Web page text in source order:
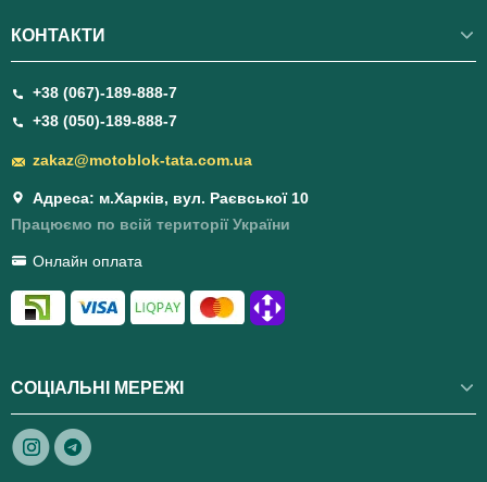
КОНТАКТИ
+38 (067)-189-888-7
+38 (050)-189-888-7
zakaz@motoblok-tata.com.ua
Адреса: м.Харків, вул. Раєвської 10
Працюємо по всій території України
Онлайн оплата
СОЦІАЛЬНІ МЕРЕЖІ